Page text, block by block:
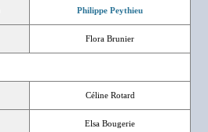
Philippe Peythieu
Flora Brunier
Céline Rotard
Elsa Bougerie